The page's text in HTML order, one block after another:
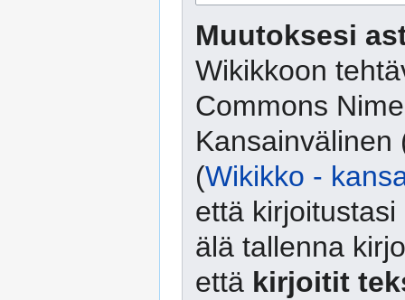
Muutoksesi
Wikikkoon
Commons
Kansainvälinen
(Wikikko -
että
älä tallenna
että kirjoitit